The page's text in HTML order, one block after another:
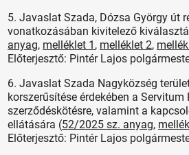
5. Javaslat Szada, Dózsa György út
vonatkozásában kivitelező
anyag, melléklet 1 , melléklet 2,
Előterjesztő: Pintér Lajos
6. Javaslat Szada Nagyközség
korszerűsítése érdekében a
szerződéskötésre, valamint a
ellátására (52/2025 sz. anyag,
Előterjesztő: Pintér Lajos